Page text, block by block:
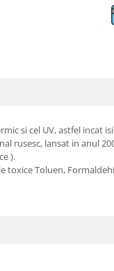
si cel UV, astfel incat
rusesc, lansat in anul
).
toxice Toluen,